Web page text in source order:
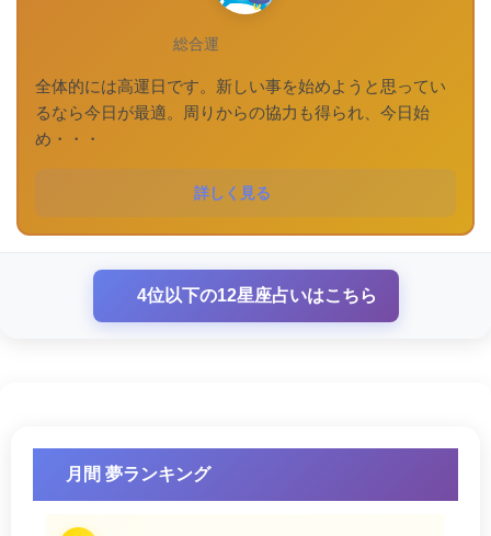
総合運
全体的には高運日です。新しい事を始めようと思ってい
るなら今日が最適。周りからの協力も得られ、今日始
め・・・
詳しく見る
4位以下の12星座占いはこちら
月間 夢ランキング